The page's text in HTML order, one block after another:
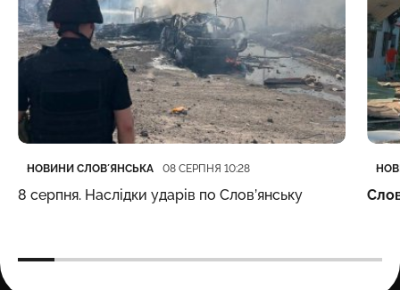
Категорія
НОВИНИ СЛОВʼЯНСЬКА
Дата публікації 08 СЕРПНЯ 10:28
8 серпня. Наслідки ударів по Слов’янську